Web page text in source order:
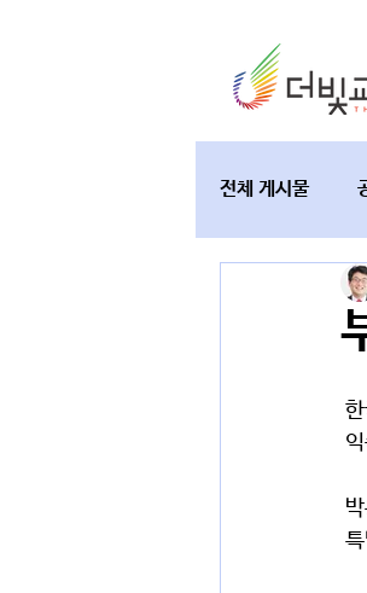
전체 게시물
교육과 테필